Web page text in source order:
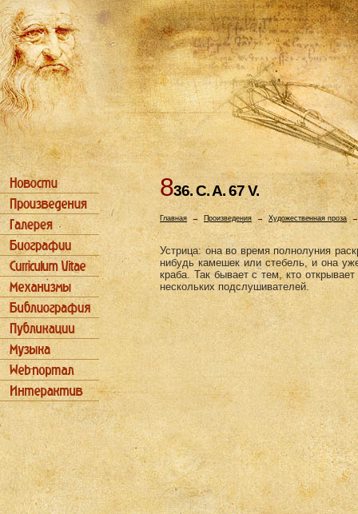
836. C. A. 67 V.
Главная→ Произведения → Художественная проза
Устрица: она во время полнолуния
нибудь камешек или стебель, и она
краба. Так бывает с тем, кто
нескольких подслушивателей.